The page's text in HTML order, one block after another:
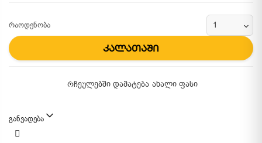
რაოდენობა
კალათაში
რჩეულებში დამატება ახალი ფასი
განვადება